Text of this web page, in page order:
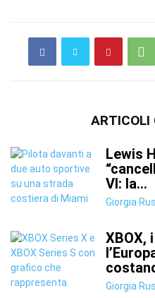
ARTICOLI
Lewis
VI: la...
Giorgia
XBOX,
Giorgia